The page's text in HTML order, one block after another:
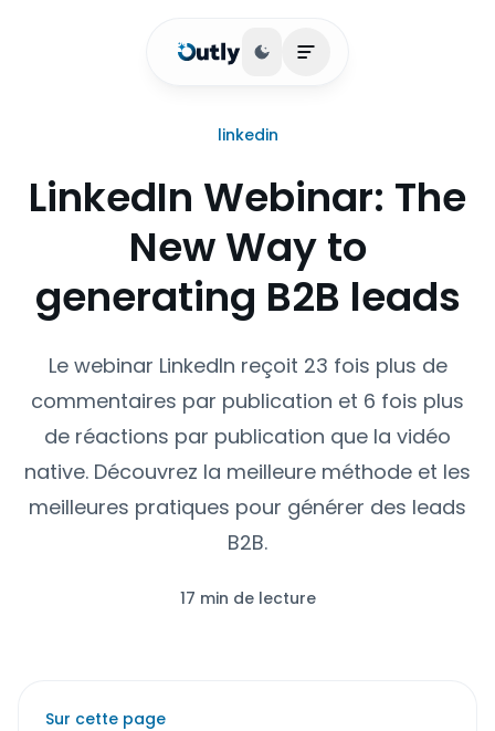
Basculer le thème
Ouvrir le menu
linkedin
LinkedIn Webinar: The
New Way to
generating B2B leads
Le webinar LinkedIn reçoit 23 fois plus de
commentaires par publication et 6 fois plus
de réactions par publication que la vidéo
native. Découvrez la meilleure méthode et les
meilleures pratiques pour générer des leads
B2B.
17 min de lecture
Sur cette page